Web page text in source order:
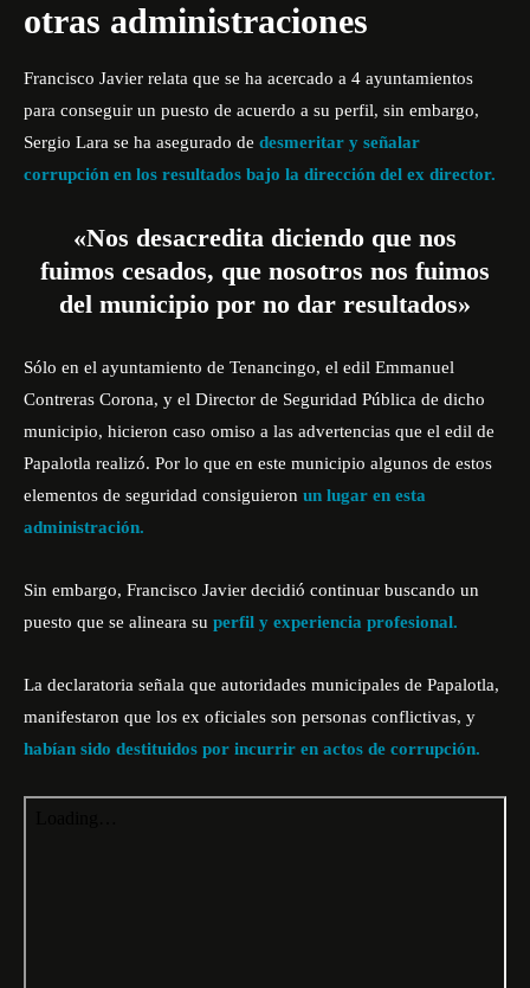
otras administraciones
Francisco Javier relata que se ha acercado a 4 ayuntamientos
para conseguir un puesto de acuerdo a su perfil, sin embargo,
Sergio Lara se ha asegurado de desmeritar y señalar
corrupción en los resultados bajo la dirección del ex director.
«Nos desacredita diciendo que nos
fuimos cesados, que nosotros nos fuimos
del municipio por no dar resultados»
Sólo en el ayuntamiento de Tenancingo, el edil Emmanuel
Contreras Corona, y el Director de Seguridad Pública de dicho
municipio, hicieron caso omiso a las advertencias que el edil de
Papalotla realizó. Por lo que en este municipio algunos de estos
elementos de seguridad consiguieron un lugar en esta
administración.
Sin embargo, Francisco Javier decidió continuar buscando un
puesto que se alineara su perfil y experiencia profesional.
La declaratoria señala que autoridades municipales de Papalotla,
manifestaron que los ex oficiales son personas conflictivas, y
habían sido destituidos por incurrir en actos de corrupción.